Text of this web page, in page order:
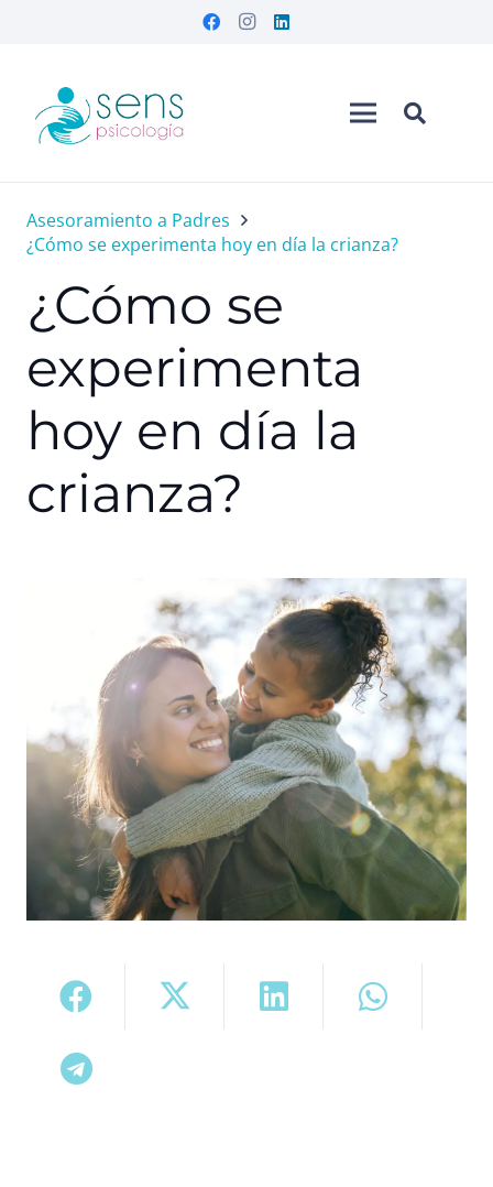
Asesoramiento a Padres
¿Cómo se experimenta hoy en día la crianza?
¿Cómo se
experimenta
hoy en día la
crianza?